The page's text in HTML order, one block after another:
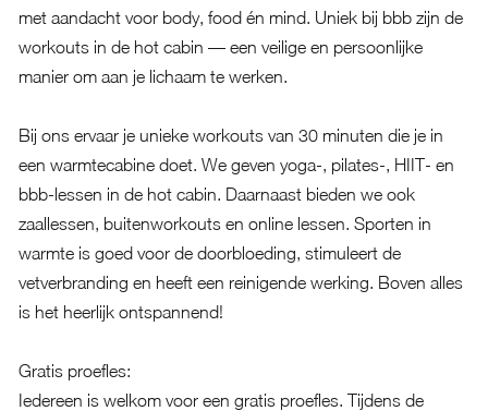
met aandacht voor body, food én mind. Uniek bij bbb zijn de
workouts in de hot cabin — een veilige en persoonlijke
manier om aan je lichaam te werken.
Bij ons ervaar je unieke workouts van 30 minuten die je in
een warmtecabine doet. We geven yoga-, pilates-, HIIT- en
bbb-lessen in de hot cabin. Daarnaast bieden we ook
zaallessen, buitenworkouts en online lessen. Sporten in
warmte is goed voor de doorbloeding, stimuleert de
vetverbranding en heeft een reinigende werking. Boven alles
is het heerlijk ontspannend!
Gratis proefles:
Iedereen is welkom voor een gratis proefles. Tijdens de